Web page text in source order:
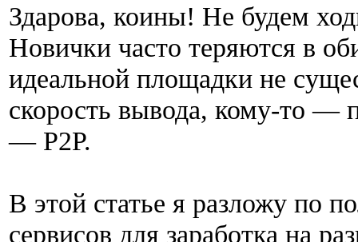
Здарова, коины! Не будем
Новички часто теряются в
идеальной площадки не
скорость вывода, кому-то —
— P2P.
В этой статье я разложу по
сервисов для заработка на